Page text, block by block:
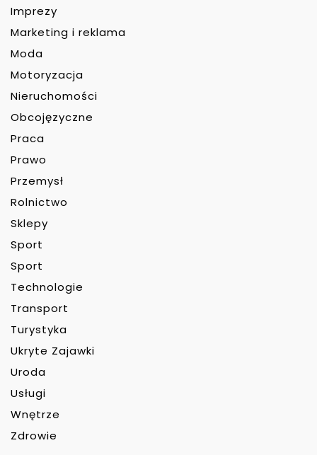
Imprezy
Marketing i reklama
Moda
Motoryzacja
Nieruchomości
Obcojęzyczne
Praca
Prawo
Przemysł
Rolnictwo
Sklepy
Sport
Sport
Technologie
Transport
Turystyka
Ukryte Zajawki
Uroda
Usługi
Wnętrze
Zdrowie